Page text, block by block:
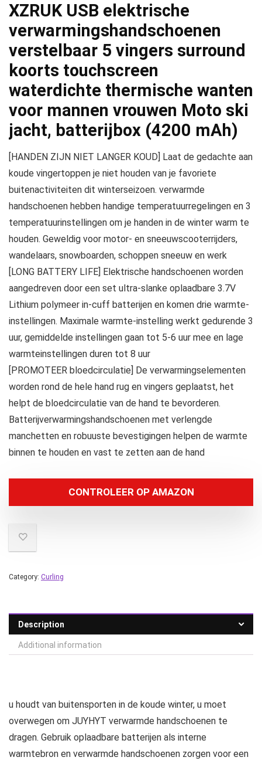
XZRUK USB elektrische
verwarmingshandschoenen
verstelbaar 5 vingers surround
koorts touchscreen
waterdichte thermische wanten
voor mannen vrouwen Moto ski
jacht, batterijbox (4200 mAh)
[HANDEN ZIJN NIET LANGER KOUD] Laat de gedachte aan
koude vingertoppen je niet houden van je favoriete
buitenactiviteiten dit winterseizoen. verwarmde
handschoenen hebben handige temperatuurregelingen en 3
temperatuurinstellingen om je handen in de winter warm te
houden. Geweldig voor motor- en sneeuwscooterrijders,
wandelaars, snowboarden, schoppen sneeuw en werk
[LONG BATTERY LIFE] Elektrische handschoenen worden
aangedreven door een set ultra-slanke oplaadbare 3.7V
Lithium polymeer in-cuff batterijen en komen drie warmte-
instellingen. Maximale warmte-instelling werkt gedurende 3
uur, gemiddelde instellingen gaan tot 5-6 uur mee en lage
warmteinstellingen duren tot 8 uur
[PROMOTEER bloedcirculatie] De verwarmingselementen
worden rond de hele hand rug en vingers geplaatst, het
helpt de bloedcirculatie van de hand te bevorderen.
Batterijverwarmingshandschoenen met verlengde
manchetten en robuuste bevestigingen helpen de warmte
binnen te houden en vast te zetten aan de hand
CONTROLEER OP AMAZON
Category: Curling
Description
Additional information
u houdt van buitensporten in de koude winter, u moet
overwegen om JUYHYT verwarmde handschoenen te
dragen. Gebruik oplaadbare batterijen als interne
warmtebron en verwarmde handschoenen zorgen voor een